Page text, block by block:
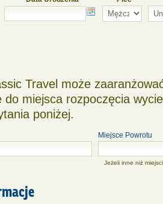
Travel może
do miejsca rozpoczęcia
poniżej.
Miejsce Powrotu
Jeżeli inne niż